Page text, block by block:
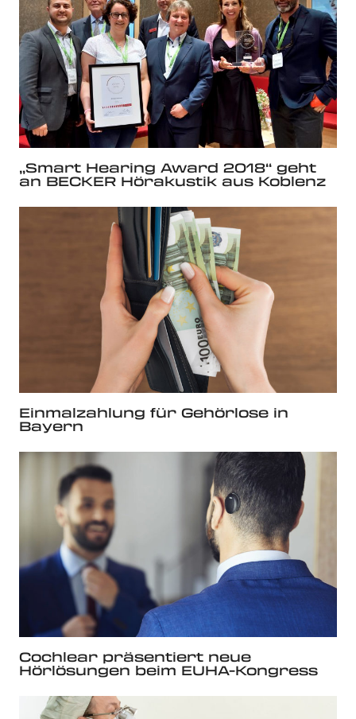
„Smart Hearing Award 2018“ geht
an BECKER Hörakustik aus Koblenz
Einmalzahlung für Gehörlose in
Bayern
Cochlear präsentiert neue
Hörlösungen beim EUHA-Kongress